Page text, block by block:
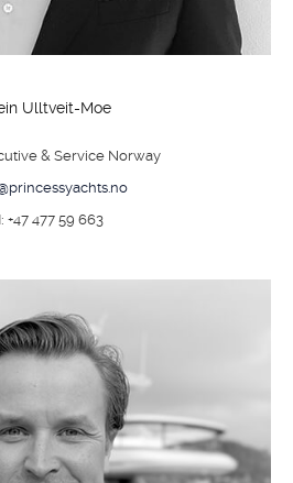
Ulltveit-Moe
& Service Norway
+47 477 59 663